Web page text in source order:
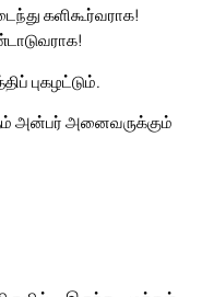
களிகூர்வராக!
புகழட்டும்.
அனைவருக்கும்